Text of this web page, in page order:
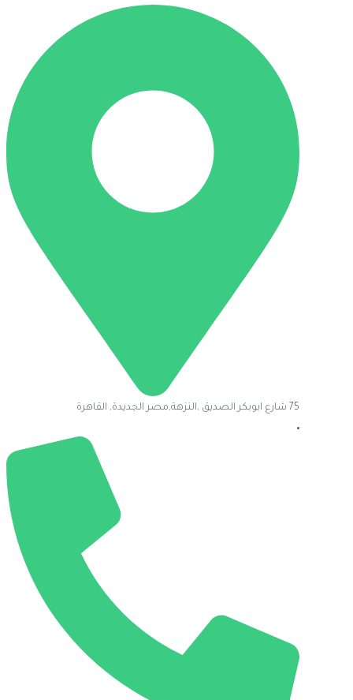
75 شارع ابوبكر الصديق ,النزهة,مصر الجديدة, القاهرة